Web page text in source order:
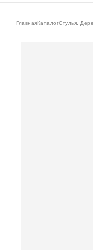
ГлавнаяКаталогСтулья